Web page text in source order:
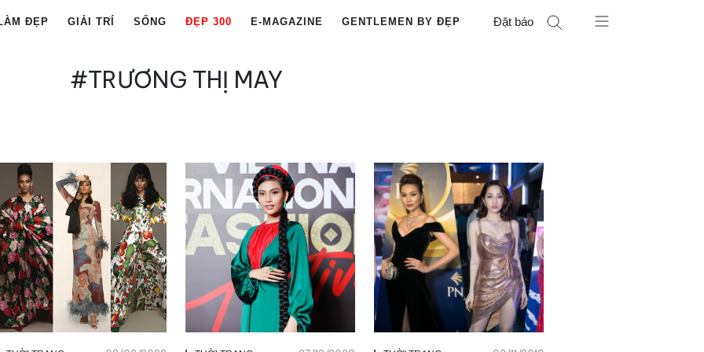
ĐẸP GIẢI TRÍ SỐNG ĐẸP 300 E-MAGAZINE GENTLEMEN BY ĐẸP Đặt báo
#TRƯƠNG THỊ MAY